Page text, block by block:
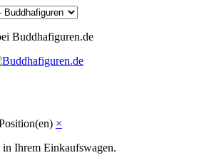
Buddhafiguren.de
×
Ihrem Einkaufswagen.